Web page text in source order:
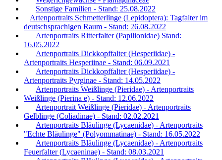
Sonstige Familien - Stand: 25.08.2022
Artenportraits Schmetterlinge (Lepidoptera): Tagfalter im
deutschsprachigen Raum - Stand: 26.08.2022
Artenportraits Ritterfalter (Papilionidae) Stand:
16.05.2022
Artenportraits Dickkopffalter (Hesperiidae) -
Artenportraits Hesperiinae - Stand: 06.09.2021
Artenportraits Dickkopffalter (Hesperiidae) -
Artenportraits Pyrginae - Stand: 14.05.2022
Artenportraits Weißlinge (Pieridae) - Artenportraits
Weißlinge (Pierina e) - Stand: 12.06.2022
Artenportrait Weißlinge (Pieridae) - Artenportraits
Gelblinge (Coliadinae) - Stand: 02.02.2021
Artenportraits Bläulinge (Lycaenidae) - Artenportraits
"Echte Bläulinge" (Polyommatinae) - Stand: 16.05.2022
Artenportraits Bläulinge (Lycaenidae) - Artenportraits
Feuerfalter (Lycaeninae) - Stand: 08.03.2021